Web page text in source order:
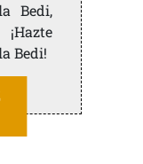
Bedi,
Bedi!